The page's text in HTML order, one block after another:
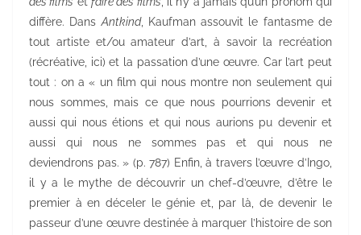
diffère. DansAntkind, Kaufman assouvit le fantasme de
tout artiste et/ou amateur d’art, à savoir la recréation
(récréative, ici) et la passation d’une œuvre. Car l’art peut
tout : on a « un film qui nous montre non seulement qui
nous sommes, mais ce que nous pourrions devenir et
aussi qui nous étions et qui nous aurions pu devenir et
aussi qui nous ne sommes pas et qui nous ne
deviendrons pas. » (p. 787) Enfin, à travers l’œuvre d’Ingo,
il y a le mythe de découvrir un chef-d’œuvre, d’être le
premier à en déceler le génie et, par là, de devenir le
passeur d’une œuvre destinée à marquer l’histoire de son